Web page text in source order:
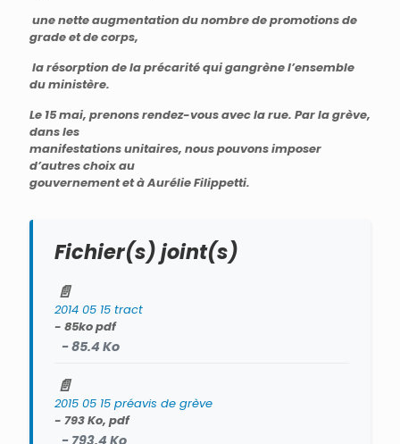
une nette augmentation du nombre de promotions de
grade et de corps,
la résorption de la précarité qui gangrène l’ensemble
du ministère.
Le 15 mai, prenons rendez-vous avec la rue. Par la grève,
dans les
manifestations unitaires, nous pouvons imposer
d’autres choix au
gouvernement et à Aurélie Filippetti.
Fichier(s) joint(s)
📄
2014 05 15 tract
- 85ko pdf
- 85.4 Ko
📄
2015 05 15 préavis de grève
- 793 Ko, pdf